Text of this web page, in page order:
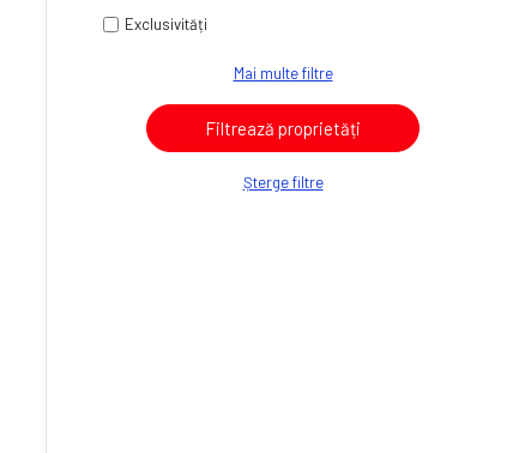
Exclusivități
Mai multe filtre
Șterge filtre